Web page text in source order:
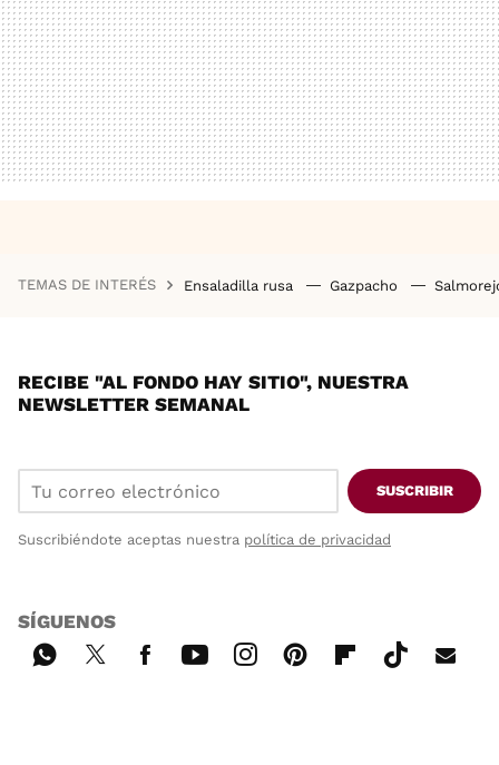
TEMAS DE INTERÉS Ensaladilla rusa Gazpacho
RECIBE "AL FONDO HAY SITIO", NUESTRA
NEWSLETTER SEMANAL
SUSCRIBIR
Suscribiéndote aceptas nuestra política de privacidad
SÍGUENOS